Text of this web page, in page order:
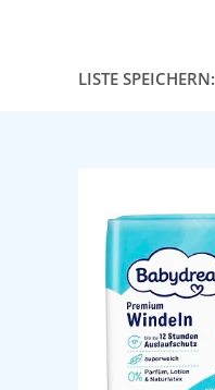
LISTE SPEICHERN: